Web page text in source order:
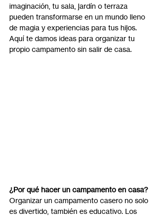
imaginación, tu sala, jardín o terraza
pueden transformarse en un mundo lleno
de magia y experiencias para tus hijos.
Aquí te damos ideas para organizar tu
propio campamento sin salir de casa.
¿Por qué hacer un campamento en casa?
Organizar un campamento casero no solo
es divertido, también es educativo. Los